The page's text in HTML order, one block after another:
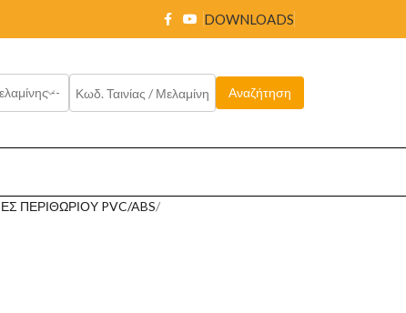
DOWNLOADS
ΠΕΡΙΘΩΡΙΟΥ PVC/ABS